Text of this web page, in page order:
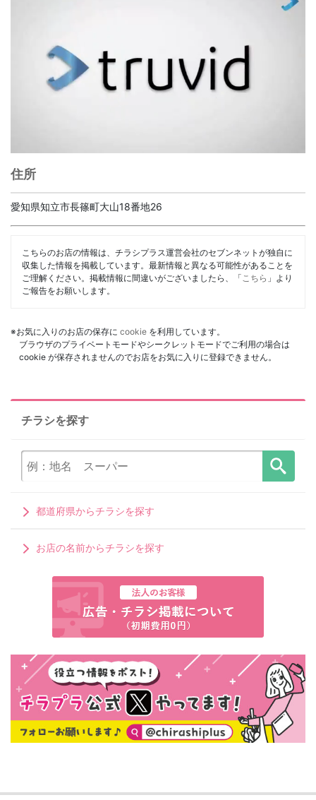
住所
愛知県知立市長篠町大山18番地26
こちらのお店の情報は、チラシプラス運営会社のセブンネットが独自に
収集した情報を掲載しています。最新情報と異なる可能性があることを
ご理解ください。掲載情報に間違いがございましたら、「 こちら 」より
ご報告をお願いします。
※お気に入りのお店の保存に cookie を利用しています。
ブラウザのプライベートモードやシークレットモードでご利用の場合は
cookie が保存されませんのでお店をお気に入りに登録できません。
チラシを探す
都道府県からチラシを探す
お店の名前からチラシを探す